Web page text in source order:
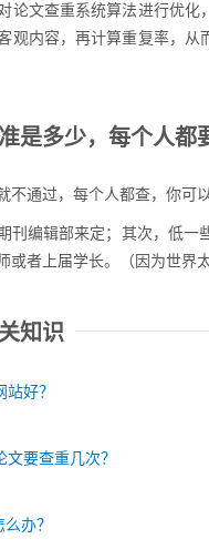
论文查重系统算法进行优
观内容，再计算重复率，
是多少，每个人都
不通过，每个人都查，你可
刊编辑部来定；其次，低
或者上届学长。（因为世界
知识
好？
要查重几次？
办？